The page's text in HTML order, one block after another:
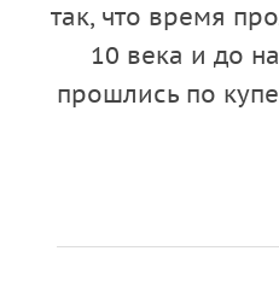
зарождалсяТульский
Казанской
появилась своя
так, что время
10 века и до
прошлись по